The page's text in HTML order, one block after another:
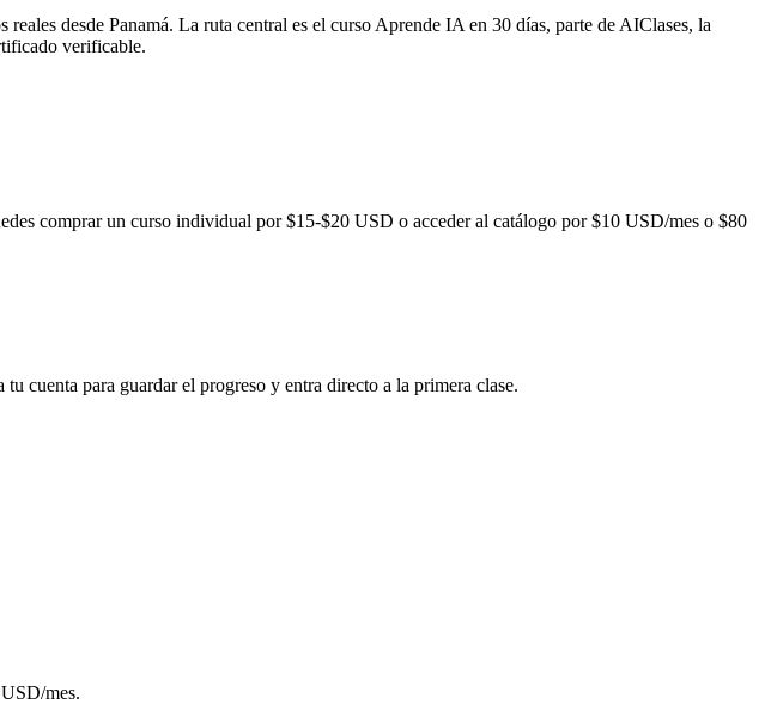
reales desde Panamá. La ruta central es el curso Aprende IA en 30 días, parte de AIClases, la
verificable.
comprar un curso individual por$15-$20 USD o acceder al catálogo por$10 USD/mes o $80
cuenta para guardar el progreso y entra directo a la primera clase.
mes.